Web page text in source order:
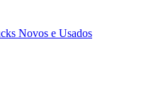
Novos e Usados